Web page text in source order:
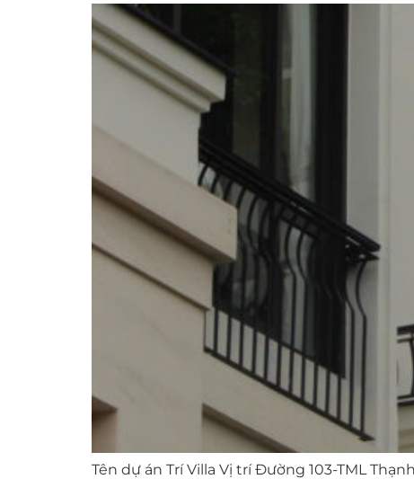
Tên dự án Trí Villa Vị trí Đường 103-TML